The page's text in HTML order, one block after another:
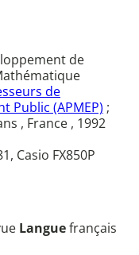
de
de
Public (APMEP) ;
, France , 1992
Casio FX850P
Languefrançais